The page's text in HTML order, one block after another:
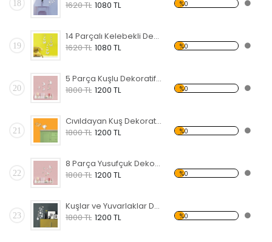
18 1620 TL 1080 TL %0
19
14 Parçalı Kelebekli Dekoratif Kırılmaz Ayna
1620 TL 1080 TL %0
20
5 Parça Kuşlu Dekoratif Kırılmaz Ayna
1800 TL 1200 TL %0
21
Cıvıldayan Kuş Dekoratif Kırılmaz Ayna
1800 TL 1200 TL %0
22
8 Parça Yusufçuk Dekoratif Kırılmaz Ayna
1800 TL 1200 TL %0
23
Kuşlar ve Yuvarlaklar Dekoratif Kırılmaz Ayna
1800 TL 1200 TL %0